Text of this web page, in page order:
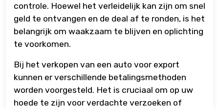
controle. Hoewel het verleidelijk kan zijn om snel
geld te ontvangen en de deal af te ronden, is het
belangrijk om waakzaam te blijven en oplichting
te voorkomen.
Bij het verkopen van een auto voor export
kunnen er verschillende betalingsmethoden
worden voorgesteld. Het is cruciaal om op uw
hoede te zijn voor verdachte verzoeken of